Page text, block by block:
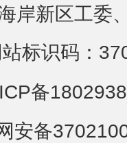
岸新区工委
标识码：
备
安备